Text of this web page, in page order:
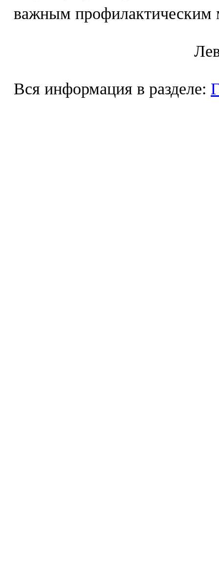
важным профилактическим
Вся информация в разделе: